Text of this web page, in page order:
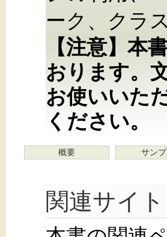
ーク、クラ
【注意】本
おります。
お使いいた
ください。
概要 サン
関連サイト